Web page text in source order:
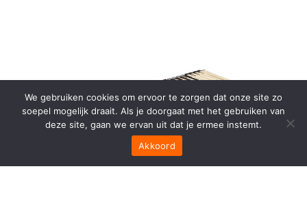
We gebruiken cookies om ervoor te zorgen dat onze site zo
soepel mogelijk draait. Als je doorgaat met het gebruiken van
deze site, gaan we ervan uit dat je ermee instemt.
Akkoord